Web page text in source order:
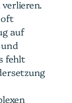
oft
auf
fehlt